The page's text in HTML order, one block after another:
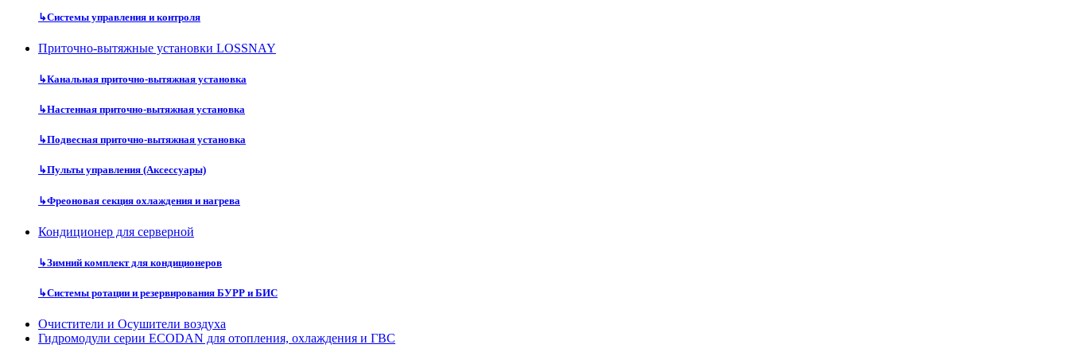
↳Системы управления и контроля
Приточно-вытяжные установки LOSSNAY
↳Канальная приточно-вытяжная установка
↳Настенная приточно-вытяжная установка
↳Подвесная приточно-вытяжная установка
↳Пульты управления (Аксессуары)
↳Фреоновая секция охлаждения и нагрева
Кондиционер для серверной
↳Зимний комплект для кондиционеров
↳Системы ротации и резервирования БУРР и БИС
Очистители и Осушители воздуха
Гидромодули серии ECODAN для отопления, охлаждения и ГВС